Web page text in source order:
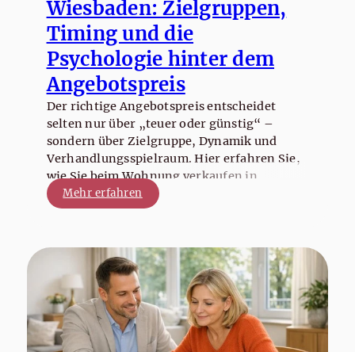
Wiesbaden: Zielgruppen,
Timing und die
Psychologie hinter dem
Angebotspreis
Der richtige Angebotspreis entscheidet
selten nur über „teuer oder günstig“ –
sondern über Zielgruppe, Dynamik und
Verhandlungsspielraum. Hier erfahren Sie,
wie Sie beim Wohnung verkaufen in
Wiesbaden Timing, Käuferpsychologie und
Preisstrategie sinnvoll zusammendenken.
Mehr erfahren